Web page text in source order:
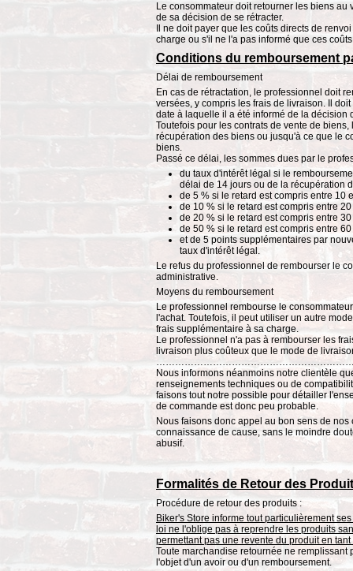
Le consommateur doit retourner les biens
de sa décision de se rétracter.
Il ne doit payer que les coûts directs de
charge ou s'il ne l'a pas informé que ces
Conditions du remboursement
Délai de remboursement
En cas de rétractation, le professionnel doit
versées, y compris les frais de livraison. Il
date à laquelle il a été informé de la décision
Toutefois pour les contrats de vente de
récupération des biens ou jusqu'à ce que le
biens.
Passé ce délai, les sommes dues par le
du taux d'intérêt légal si le
délai de 14 jours ou de la récupération
de 5 % si le retard est compris entre 10
de 10 % si le retard est compris entre
de 20 % si le retard est compris entre
de 50 % si le retard est compris entre
et de 5 points supplémentaires par
taux d'intérêt légal.
Le refus du professionnel de rembourser le
administrative.
Moyens du remboursement
Le professionnel rembourse le
l'achat. Toutefois, il peut utiliser un autre
frais supplémentaire à sa charge.
Le professionnel n'a pas à rembourser les
livraison plus coûteux que le mode de
Nous informons néanmoins notre clientèle
renseignements techniques ou de
faisons tout notre possible pour détailler
de commande est donc peu probable.
Nous faisons donc appel au bon sens de
connaissance de cause, sans le moindre
abusif.
Formalités de Retour des
Procédure de retour des produits :
Biker's Store informe tout particulièrement
loi ne l'oblige pas à reprendre les produits
permettant pas une revente du produit en
Toute marchandise retournée ne
l'objet d'un avoir ou d'un remboursement.